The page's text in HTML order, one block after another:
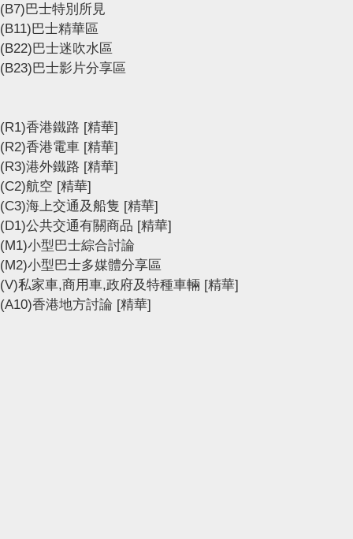
(B7)巴士特別所見
(B11)巴士精華區
(B22)巴士迷吹水區
(B23)巴士影片分享區
(R1)香港鐵路 [精華]
(R2)香港電車 [精華]
(R3)港外鐵路 [精華]
(C2)航空 [精華]
(C3)海上交通及船隻 [精華]
(D1)公共交通有關商品 [精華]
(M1)小型巴士綜合討論
(M2)小型巴士多媒體分享區
(V)私家車,商用車,政府及特種車輛 [精華]
(A10)香港地方討論 [精華]